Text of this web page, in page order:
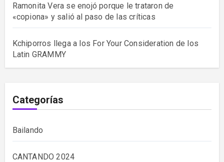
Ramonita Vera se enojó porque le trataron de
«copiona» y salió al paso de las críticas
Kchiporros llega a los For Your Consideration de los
Latin GRAMMY
Categorías
Bailando
CANTANDO 2024